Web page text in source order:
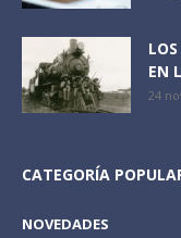
EN
24
CATEGORÍA
NOVEDADES